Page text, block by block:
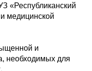
«Республиканский
медицинской
и
необходимых для